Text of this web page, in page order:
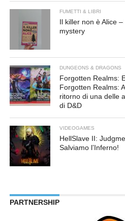
FUMETTI & LIBRI
Il killer non è Alice
mystery
DUNGEONS & DRAGONS
Forgotten Realms:
Forgotten Realms:
ritorno di una delle
di D&D
VIDEOGAMES
HellSlave II:
Salviamo l’Inferno!
PARTNERSHIP